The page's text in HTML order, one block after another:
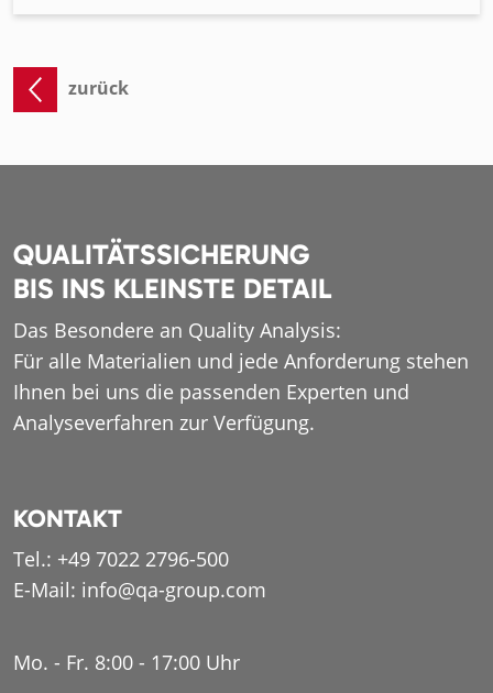
zurück
QUALITÄTSSICHERUNG
BIS INS KLEINSTE DETAIL
Das Besondere an Quality Analysis:
Für alle Materialien und jede Anforderung stehen
Ihnen bei uns die passenden Experten und
Analyseverfahren zur Verfügung.
KONTAKT
Tel.: +49 7022 2796-500
E-Mail: info@qa-group.com
Mo. - Fr. 8:00 - 17:00 Uhr